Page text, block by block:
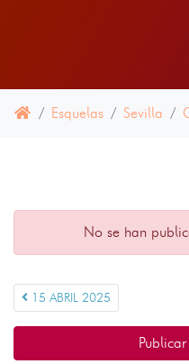
Esquelas Sevilla
No se han
15 ABRIL 2025